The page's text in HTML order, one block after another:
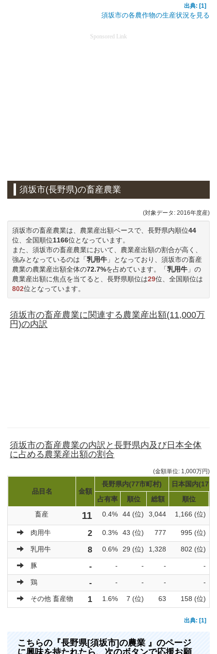
出典: [1]
須坂市の各農作物の生産状況を見る
Sponsored Link
須坂市(長野県)の畜産農業
(対象データ: 2016年度産)
須坂市の畜産農業は、農業産出額ベースで、長野県内順位44
位、全国順位1166位となっています。
また、須坂市の畜産農業において、農業産出額の割合が高く、
強みとなっているのは「乳用牛 」となっており、須坂市の畜産
農業の農業産出額全体の72.7%を占めています。「乳用牛 」の
農業産出額に焦点を当てると、長野県順位は29位、全国順位は
802位となっています。
須坂市の畜産農業に関連する農業産出額(11,000万
円)の内訳
須坂市の畜産農業の内訳と長野県内及び日本全体
に占める農業産出額の割合
(金額単位: 1,000万円)
品目名 金額
長野県内(77市町村)
日本国内
占有率
順位 総額
順位
畜産
11 0.4% 44 (位) 3,044 1,166 (位)
肉用牛 2 0.3% 43 (位) 777 995 (位)
乳用牛 8 0.6% 29 (位) 1,328 802 (位)
豚 - - - - -
鶏 - - - - -
その他 畜産物 1 1.6% 7 (位) 63 158 (位)
出典: [1]
こちらの『長野県[須坂市]の農業 』のページ